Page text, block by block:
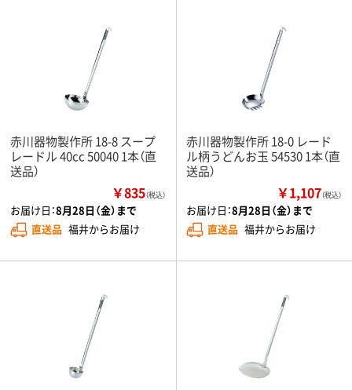
赤川器物製作所 18-8 スープ
レードル 40cc 50040 1本（直
送品）
￥835（税込）
お届け日：8月28日（金）まで
直送品 福井からお届け
赤川器物製作所 18-0 レード
ル柄うどんお玉 54530 1本（直
送品）
￥1,107（税込）
お届け日：8月28日（金）まで
直送品 福井からお届け